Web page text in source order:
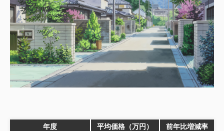
年度 平均価格（万円） 前年比増減率